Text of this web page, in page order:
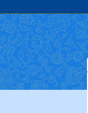
او خدمت کن. ( غررالحکم ح ۴۰۴۴ )